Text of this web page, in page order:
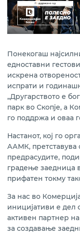
Понекогаш
едноставни
искрена
испрати и
„Другарството е
парк во Скопје, а
го поддржа и оваа
Настанот, кој го
ААМК,
предрасудите,
градење заедница
прифатен токму
За нас во
иницијативи е дел
активен партнер
за создавање